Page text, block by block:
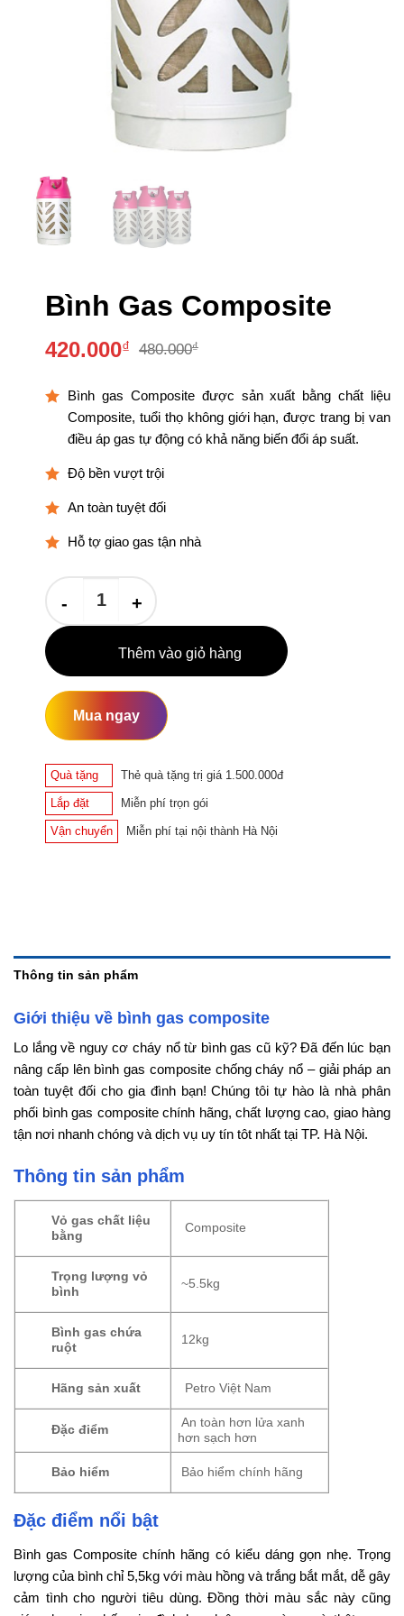
Bình Gas Composite
480.000₫
Giá
là:
480.000₫.
420.000₫
Giá
tại
là:
420.000₫.
Bình gas Composite được sản xuất bằng chất liệu
Composite, tuổi thọ không giới hạn, được trang bị van
điều áp gas tự động có khả năng biến đổi áp suất.
Độ bền vượt trội
An toàn tuyệt đối
Hỗ tợ giao gas tận nhà
Thêm vào giỏ hàng
Mua ngay
Quà tặng Thẻ quà tặng trị giá 1.500.000đ
Lắp đặt Miễn phí trọn gói
Vận chuyển Miễn phí tại nội thành Hà Nội
Thông tin sản phẩm
Giới thiệu về bình gas composite
Lo lắng về nguy cơ cháy nổ từ bình gas cũ kỹ? Đã đến lúc bạn
nâng cấp lên bình gas composite chống cháy nổ – giải pháp an
toàn tuyệt đối cho gia đình bạn! Chúng tôi tự hào là nhà phân
phối bình gas composite chính hãng, chất lượng cao, giao hàng
tận nơi nhanh chóng và dịch vụ uy tín tôt nhất tại TP. Hà Nội.
Thông tin sản phẩm
Vỏ gas chất liệu
bằng
Composite
Trọng lượng vỏ
bình
~5.5kg
Bình gas chứa
ruột
12kg
Hãng sản xuất Petro Việt Nam
Đặc điểm
An toàn hơn lửa xanh
hơn sạch hơn
Bảo hiểm Bảo hiểm chính hãng
Đặc điểm nổi bật
Bình gas Composite chính hãng có kiểu dáng gọn nhẹ. Trọng
lượng của bình chỉ 5,5kg với màu hồng và trắng bắt mắt, dễ gây
cảm tình cho người tiêu dùng. Đồng thời màu sắc này cũng